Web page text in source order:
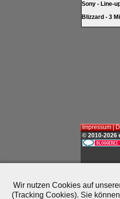
Sony - Line-
Blizzard - 3
Impressum|
© 2010-2026
Wir nutzen Cookies auf
(Tracking Cookies). Sie